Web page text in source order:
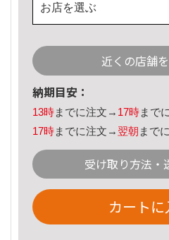
お店を選ぶ
近くの店舗
納期目安：
13時までに注文→ 17時まで
17時までに注文→ 翌朝 まで
受け取り方法・
カートに